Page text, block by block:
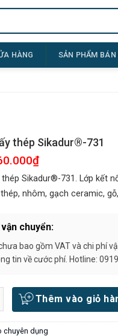
HÀNG SẢN PHẨM BÁN
thép Sikadur®-731
₫Giá
tại
là:
260.000₫.
Sikadur®-731. Lớp kết
nhôm, gạch ceramic,
chuyển:
bao gồm VAT và chi phí
tin về cước phí. Hotline:
Thêm vào giỏ
chuyên dụng